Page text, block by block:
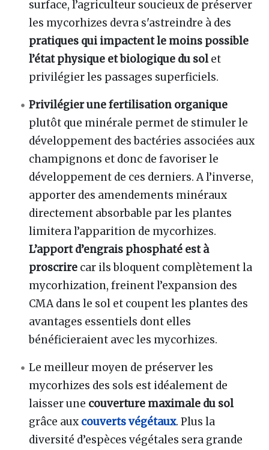
surface, l’agriculteur soucieux de préserver
les mycorhizes devra s'astreindre à des
pratiques qui impactent le moins possible
l’état physique et biologique du solet
privilégier les passages superficiels.
Privilégier une fertilisation organique
plutôt que minérale permet de stimuler le
développement des bactéries associées aux
champignons et donc de favoriser le
développement de ces derniers. A l’inverse,
apporter des amendements minéraux
directement absorbable par les plantes
limitera l’apparition de mycorhizes.
L’apport d’engrais phosphaté est à
proscrire car ils bloquent complètement la
mycorhization, freinent l’expansion des
CMA dans le sol et coupent les plantes des
avantages essentiels dont elles
bénéficieraient avec les mycorhizes.
Le meilleur moyen de préserver les
mycorhizes des sols est idéalement de
laisser une couverture maximale du sol
grâce aux couverts végétaux. Plus la
diversité d’espèces végétales sera grande